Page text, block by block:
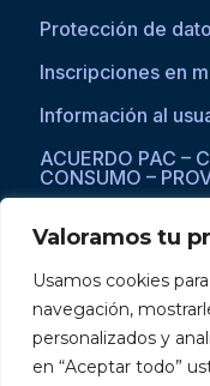
Valoramos tu
Usamos cookies
navegación,
personalizados y
en “Aceptar todo”
Protección de
Inscripciones en
Información al
ACUERDO PAC –
CONSUMO –
Si asistís a una persona
web, por favor
donde se habilita la